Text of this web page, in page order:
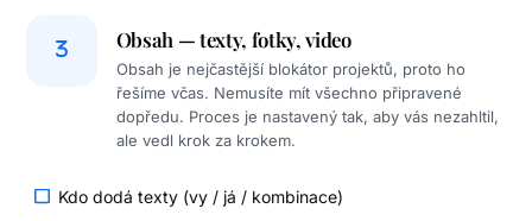
Obsah — texty, fotky, video
Obsah je nejčastější blokátor projektů, proto ho
řešíme včas. Nemusíte mít všechno připravené
dopředu. Proces je nastavený tak, aby vás nezahltil,
ale vedl krok za krokem.
Kdo dodá texty (vy / já / kombinace)